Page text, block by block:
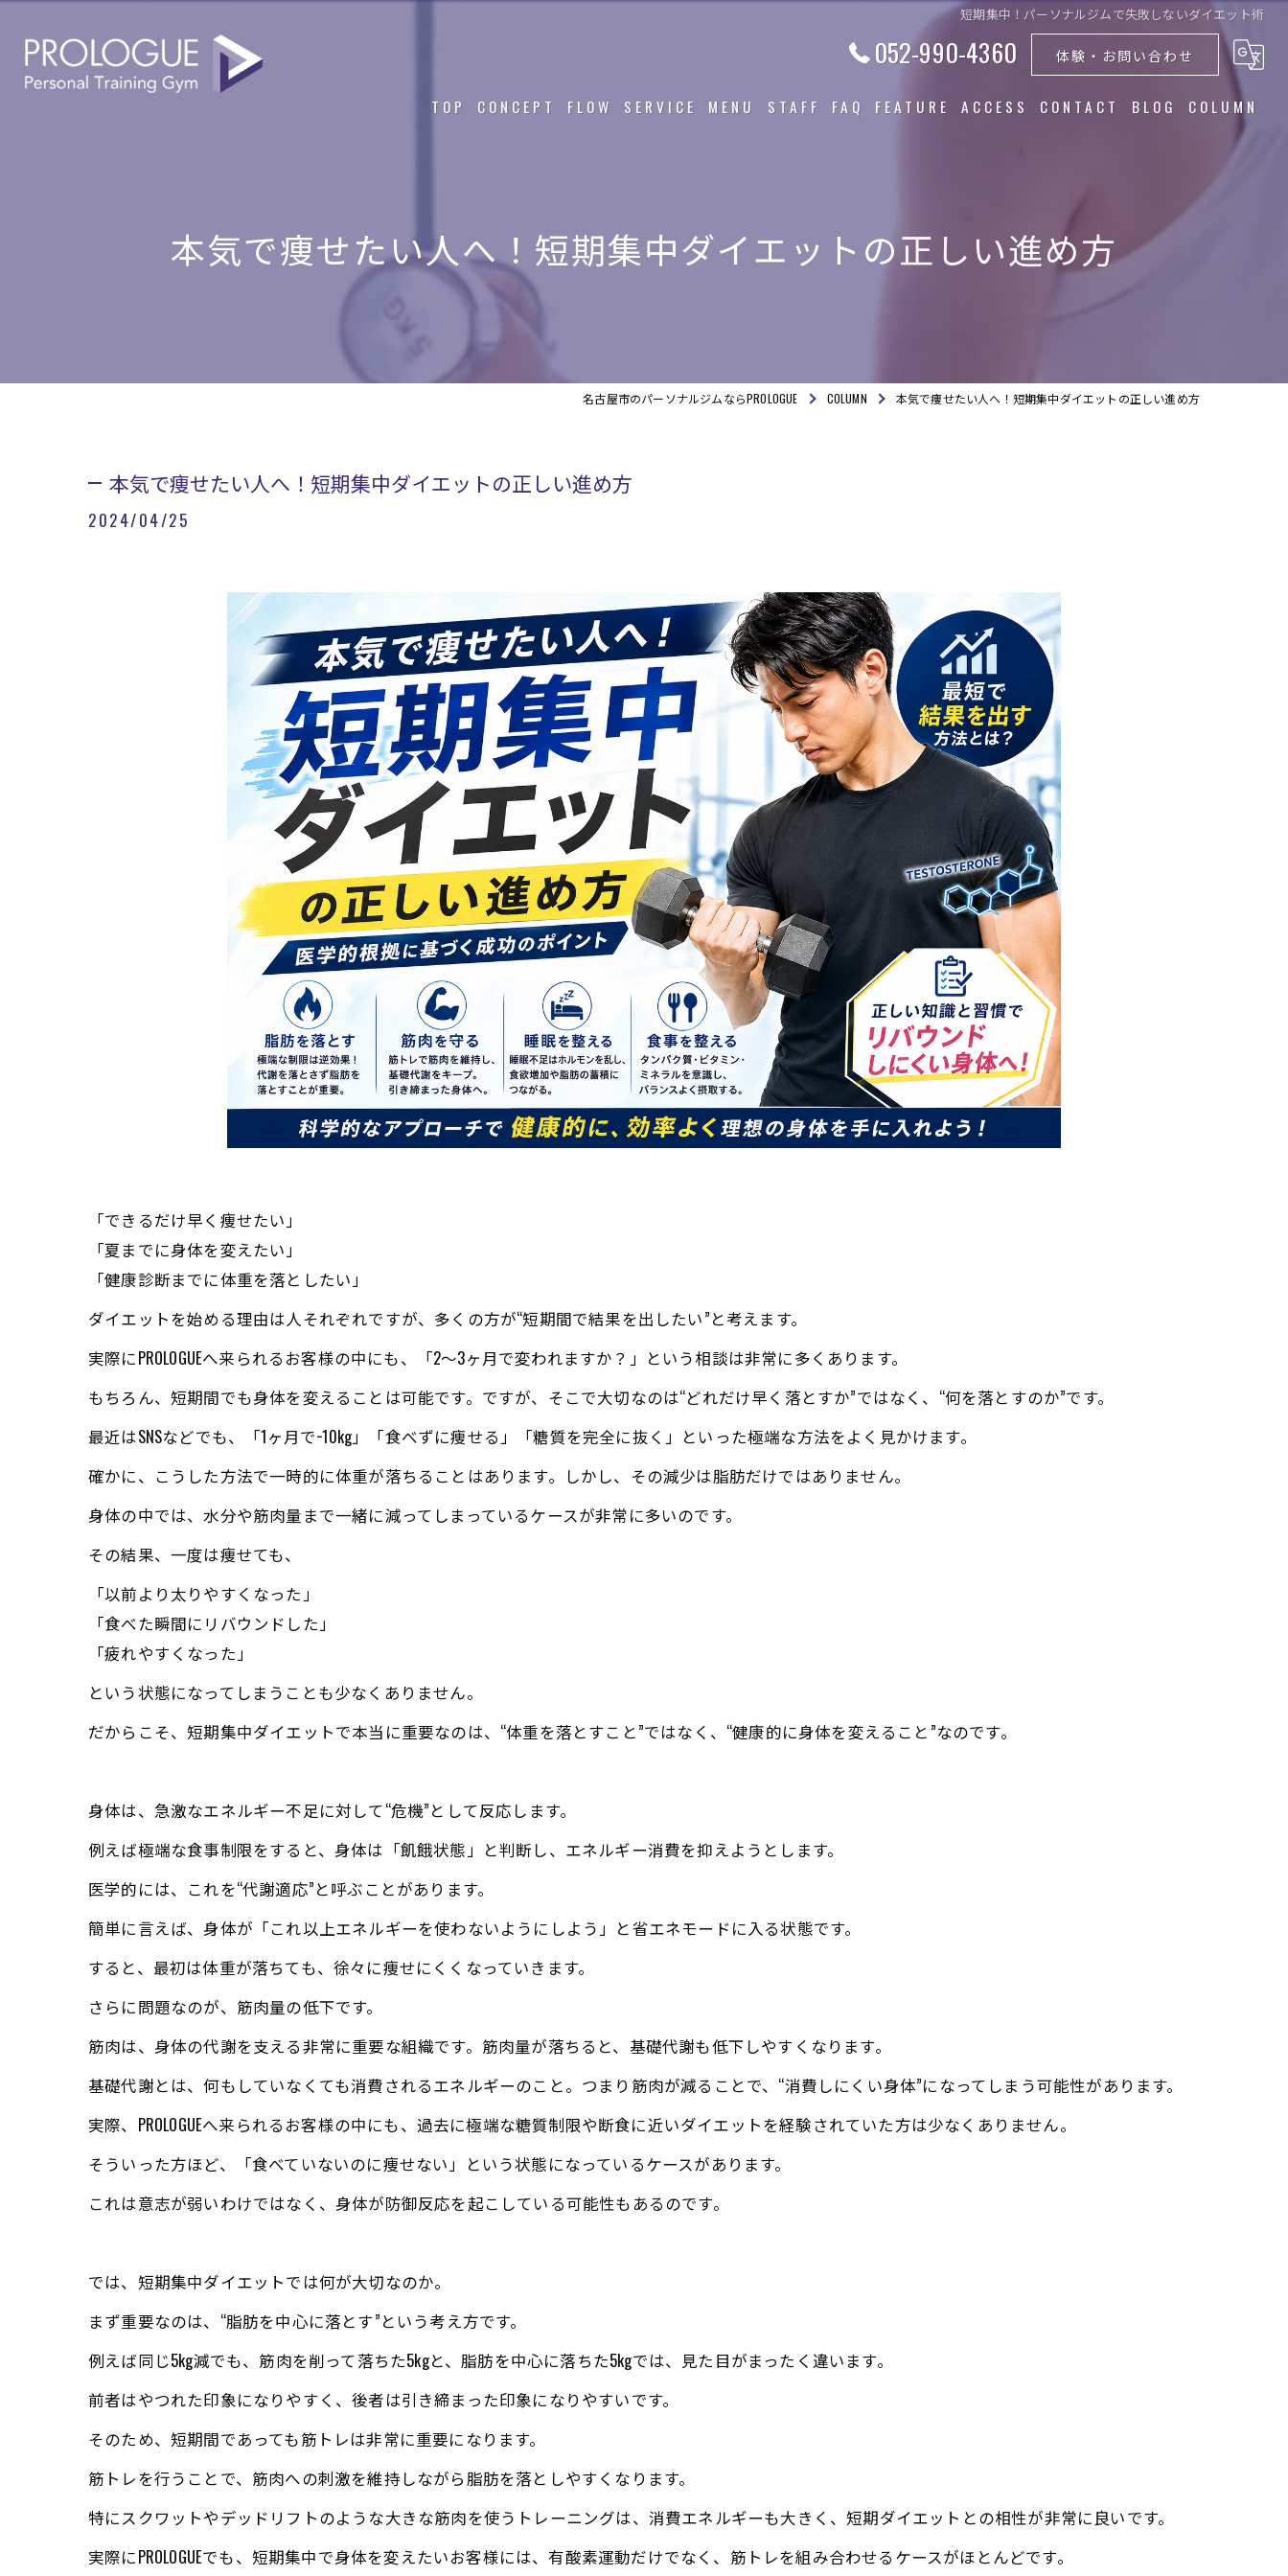
短期集中！パーソナルジムで失敗しないダイエット術
052-990-4360 体験・お問い合わせ
TOP CONCEPT FLOW SERVICE MENU STAFF FAQ FEATURE
ダイエット
ACCESS CONTACT BLOG COLUMN
本気で痩せたい人へ！短期集中ダイエットの正しい進め方
名古屋市のパーソナルジムならPROLOGUE COLUMN 本気で痩せたい人へ！短期集中ダイエットの正しい進め方
本気で痩せたい人へ！短期集中ダイエットの正しい進め方
2024/04/25
「できるだけ早く痩せたい」
「夏までに身体を変えたい」
「健康診断までに体重を落としたい」
ダイエットを始める理由は人それぞれですが、多くの方が“短期間で結果を出したい”と考えます。
実際にPROLOGUEへ来られるお客様の中にも、「2〜3ヶ月で変われますか？」という相談は非常に多くあります。
もちろん、短期間でも身体を変えることは可能です。ですが、そこで大切なのは“どれだけ早く落とすか”ではなく、“何を落とすのか”です。
最近はSNSなどでも、「1ヶ月で−10kg」「食べずに痩せる」「糖質を完全に抜く」といった極端な方法をよく見かけます。
確かに、こうした方法で一時的に体重が落ちることはあります。しかし、その減少は脂肪だけではありません。
身体の中では、水分や筋肉量まで一緒に減ってしまっているケースが非常に多いのです。
その結果、一度は痩せても、
「以前より太りやすくなった」
「食べた瞬間にリバウンドした」
「疲れやすくなった」
という状態になってしまうことも少なくありません。
だからこそ、短期集中ダイエットで本当に重要なのは、“体重を落とすこと”ではなく、“健康的に身体を変えること”なのです。
身体は、急激なエネルギー不足に対して“危機”として反応します。
例えば極端な食事制限をすると、身体は「飢餓状態」と判断し、エネルギー消費を抑えようとします。
医学的には、これを“代謝適応”と呼ぶことがあります。
簡単に言えば、身体が「これ以上エネルギーを使わないようにしよう」と省エネモードに入る状態です。
すると、最初は体重が落ちても、徐々に痩せにくくなっていきます。
さらに問題なのが、筋肉量の低下です。
筋肉は、身体の代謝を支える非常に重要な組織です。筋肉量が落ちると、基礎代謝も低下しやすくなります。
基礎代謝とは、何もしていなくても消費されるエネルギーのこと。つまり筋肉が減ることで、“消費しにくい身体”になってしまう可能性があります。
実際、PROLOGUEへ来られるお客様の中にも、過去に極端な糖質制限や断食に近いダイエットを経験されていた方は少なくありません。
そういった方ほど、「食べていないのに痩せない」という状態になっているケースがあります。
これは意志が弱いわけではなく、身体が防御反応を起こしている可能性もあるのです。
では、短期集中ダイエットでは何が大切なのか。
まず重要なのは、“脂肪を中心に落とす”という考え方です。
例えば同じ5kg減でも、筋肉を削って落ちた5kgと、脂肪を中心に落ちた5kgでは、見た目がまったく違います。
前者はやつれた印象になりやすく、後者は引き締まった印象になりやすいです。
そのため、短期間であっても筋トレは非常に重要になります。
筋トレを行うことで、筋肉への刺激を維持しながら脂肪を落としやすくなります。
特にスクワットやデッドリフトのような大きな筋肉を使うトレーニングは、消費エネルギーも大きく、短期ダイエットとの相性が非常に良いです。
実際にPROLOGUEでも、短期集中で身体を変えたいお客様には、有酸素運動だけでなく、筋トレを組み合わせるケースがほとんどです。